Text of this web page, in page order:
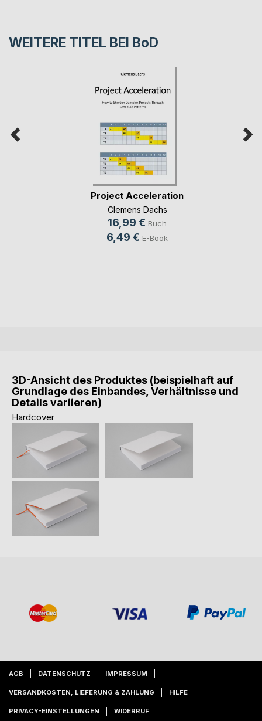
WEITERE TITEL BEI BoD
Project Acceleration
Clemens Dachs
16,99 € Buch
6,49 € E-Book
3D-Ansicht des Produktes (beispielhaft auf
Grundlage des Einbandes, Verhältnisse und
Details variieren)
Hardcover
AGB DATENSCHUTZ IMPRESSUM
VERSANDKOSTEN, LIEFERUNG & ZAHLUNG HILFE
PRIVACY-EINSTELLUNGEN WIDERRUF